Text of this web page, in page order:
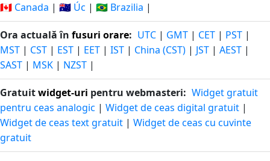
16 zile
in-
urma
19.07.2026
16 zile
peste
20.08.2026
17 zile
urma
17 zile
peste
18 zile
in-
urma
18 zile
🇨🇦 Canada | 🇦🇺 Úc | 🇧🇷 Brazilia |
Ora actuală în fusuri orare: UTC | GMT | CET | PST |
MST | CST | EST | EET | IST | China (CST) | JST | AEST |
SAST | MSK | NZST |
Gratuitwidget-uri pentru webmasteri: Widget gratuit
pentru ceas analogic | Widget de ceas digital gratuit |
Widget de ceas text gratuit | Widget de ceas cu cuvinte
gratuit